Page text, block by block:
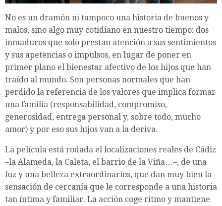
No es un dramón ni tampoco una historia de buenos y
malos, sino algo muy cotidiano en nuestro tiempo: dos
inmaduros que solo prestan atención a sus sentimientos
y sus apetencias o impulsos, en lugar de poner en
primer plano el bienestar afectivo de los hijos que han
traído al mundo. Son personas normales que han
perdido la referencia de los valores que implica formar
una familia (responsabilidad, compromiso,
generosidad, entrega personal y, sobre todo, mucho
amor) y por eso sus hijos van a la deriva.
La película está rodada el localizaciones reales de Cádiz
–la Alameda, la Caleta, el barrio de la Viña…–, de una
luz y una belleza extraordinarios, que dan muy bien la
sensación de cercanía que le corresponde a una historia
tan íntima y familiar. La acción coge ritmo y mantiene